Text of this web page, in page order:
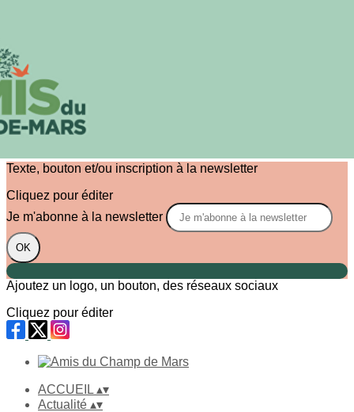
Menu
Images de la page d'accueil
Texte, bouton et/ou inscription à la newsletter
Cliquez pour éditer
Je m'abonne à la newsletter
OK
Ajoutez un logo, un bouton, des réseaux sociaux
Cliquez pour éditer
ACCUEIL ▴▾
Actualité ▴▾